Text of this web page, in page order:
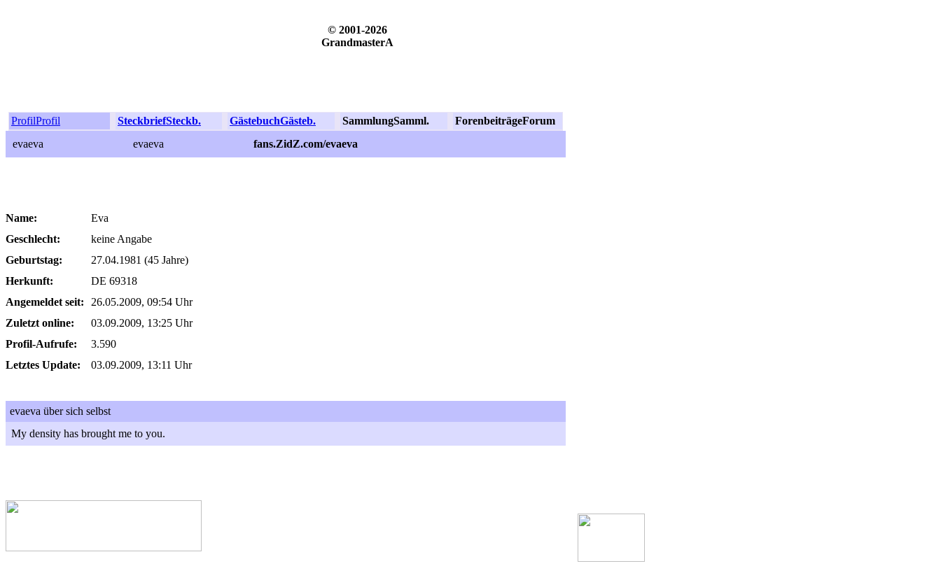
© 2001-2026
GrandmasterA
ProfilProfil SteckbriefSteckb. GästebuchGästeb. SammlungSamml. ForenbeiträgeForum
evaeva
evaeva fans.ZidZ.com/evaeva
Name:
Eva
Geschlecht:
keine Angabe
Geburtstag:
27.04.1981 (45 Jahre)
Herkunft:
DE 69318
Angemeldet seit:
26.05.2009, 09:54 Uhr
Zuletzt online:
03.09.2009, 13:25 Uhr
Profil-Aufrufe:
3.590
Letztes Update:
03.09.2009, 13:11 Uhr
evaeva über sich selbst
My density has brought me to you.